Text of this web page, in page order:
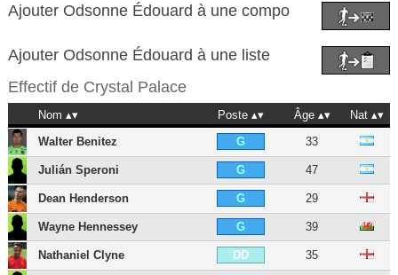
Ajouter Odsonne Édouard à une compo
Ajouter Odsonne Édouard à une liste
Effectif de Crystal Palace
Nom Poste Âge
Nat
Walter Benitez
G 33
Julián Speroni G 47
Dean Henderson G 29
Wayne Hennessey G 39
Nathaniel Clyne DD 35